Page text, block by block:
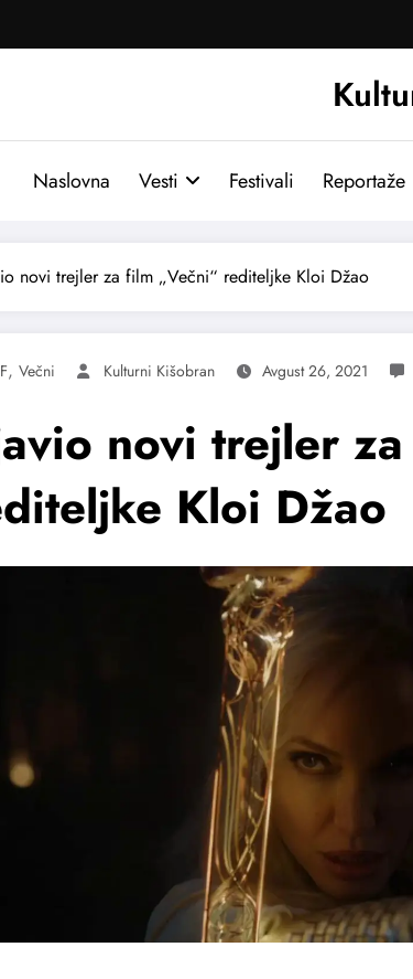
Naslovna Vesti Festivali Reportaže
novi trejler za film „Večni“ rediteljke Kloi Džao
, Večni Kulturni Kišobran Avgust 26, 2021
novi trejler
Kloi Džao